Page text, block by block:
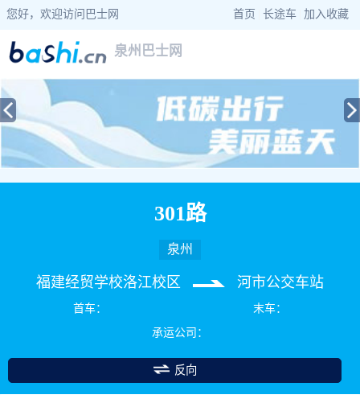
您好，欢迎访问巴士网 首页 长途车 加入收藏
泉州巴士网
当前位置： 巴士网> 福建巴士>泉州公交> 301路公交车路线查询
301路
泉州
福建经贸学校洛江校区 河市公交车站
首车：
末车：
承运公司：
反向